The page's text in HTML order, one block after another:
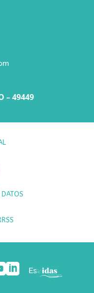
– 49449
DATOS
